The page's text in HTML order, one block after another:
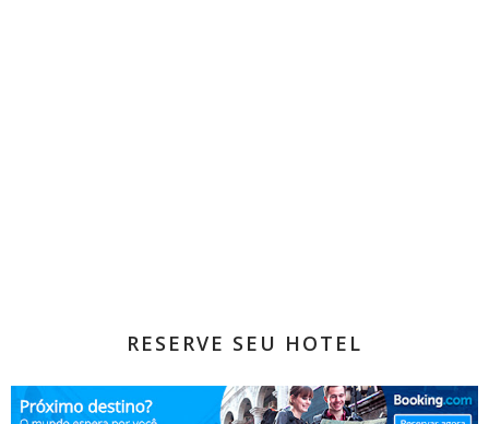
RESERVE SEU HOTEL